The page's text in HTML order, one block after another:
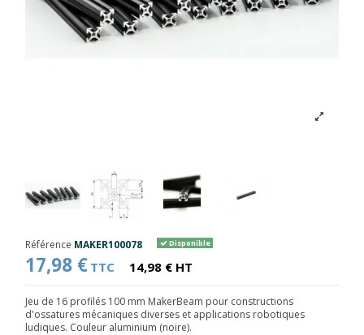
Référence MAKER100078 Disponible
17,98 € TTC 14,98 € HT
Jeu de 16 profilés 100 mm MakerBeam pour constructions
d'ossatures mécaniques diverses et applications robotiques
ludiques. Couleur aluminium (noire).